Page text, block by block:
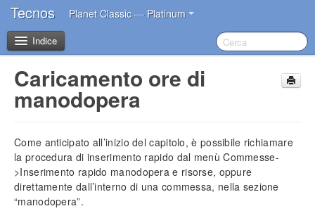
Tecnos Planet Classic — Platinum
Indice
Benvenuto
Introduzione
Impostazioni iniziali
Installazione del software
Caricamento ore di
manodopera
Come anticipato all’inizio del capitolo, è possibile richiamare
la procedura di inserimento rapido dal menù Commesse-
>Inserimento rapido manodopera e risorse, oppure
direttamente dall’interno di una commessa, nella sezione
“manodopera”.